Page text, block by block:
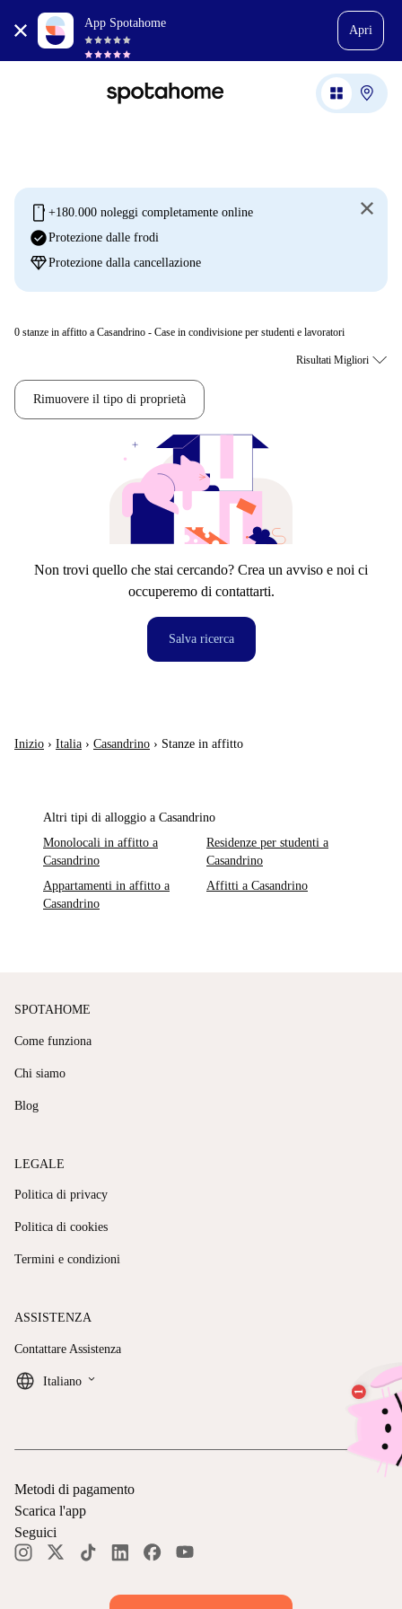
App Spotahome
Apri
mobile +180.000 noleggi completamente online
check_circleProtezione dalle frodi
diamondProtezione dalla cancellazione
0 stanze in affitto a Casandrino - Case in condivisione per studenti e lavoratori
Rimuovere il tipo di proprietà
Non trovi quello che stai cercando? Crea un avviso e noi ci
occuperemo di contattarti.
Salva ricerca
Inizio › Italia › Casandrino › Stanze in affitto
Altri tipi di alloggio a Casandrino
Monolocali in affitto a
Casandrino
Residenze per studenti a
Casandrino
Appartamenti in affitto a
Casandrino
Affitti a Casandrino
SPOTAHOME
Come funziona
Chi siamo
Blog
LEGALE
Politica di privacy
Politica di cookies
Termini e condizioni
ASSISTENZA
Contattare Assistenza
Italiano keyboard_arrow_down
Metodi di pagamento
Scarica l'app
Seguici